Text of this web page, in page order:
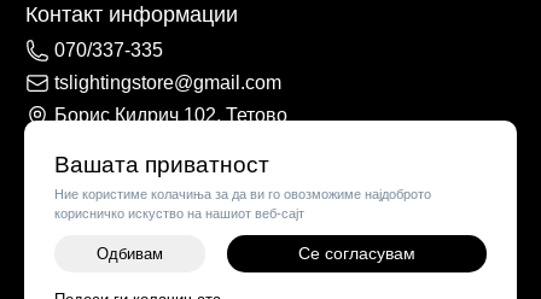
Вашата приватност
Ние користиме колачиња за да ви го овозможиме најдоброто
корисничко искуство на нашиот веб-сајт
Одбивам Се согласувам +
Контакт информации
070/337-335
tslightingstore@gmail.com
Борис Кидрич 102, Тетово